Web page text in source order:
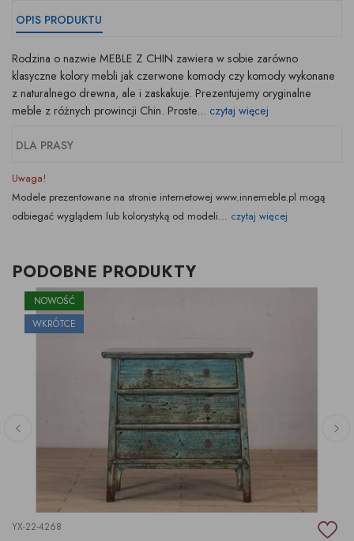
OPIS PRODUKTU
Rodzina o nazwie MEBLE Z CHIN zawiera w sobie zarówno
klasyczne kolory mebli jak czerwone komody czy komody wykonane
z naturalnego drewna, ale i zaskakuje. Prezentujemy oryginalne
meble z różnych prowincji Chin. Proste... czytaj więcej
DLA PRASY
Uwaga!
Modele prezentowane na stronie internetowej www.innemeble.pl mogą
odbiegać wyglądem lub kolorystyką od modeli... czytaj więcej
PODOBNE PRODUKTY
NOWOŚĆ
WKRÓTCE
YX-22-4268